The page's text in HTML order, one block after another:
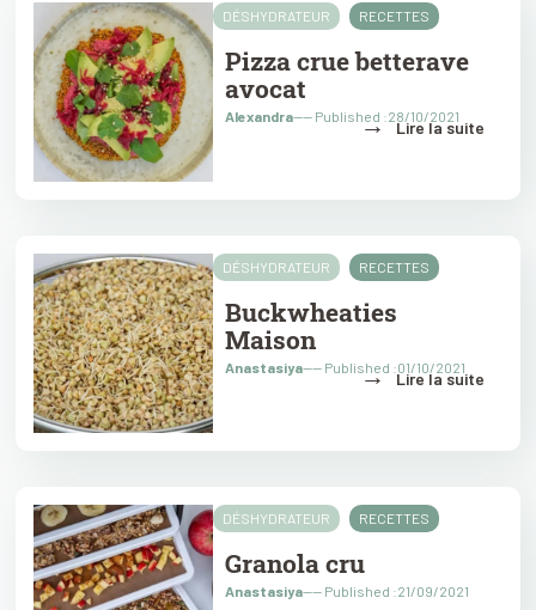
DÉSHYDRATEUR RECETTES
Pizza crue betterave
avocat
Alexandra---- Published :28/10/2021
→ Lire la suite
DÉSHYDRATEUR RECETTES
Buckwheaties
Maison
Anastasiya---- Published :01/10/2021
→ Lire la suite
DÉSHYDRATEUR RECETTES
Granola cru
Anastasiya---- Published :21/09/2021